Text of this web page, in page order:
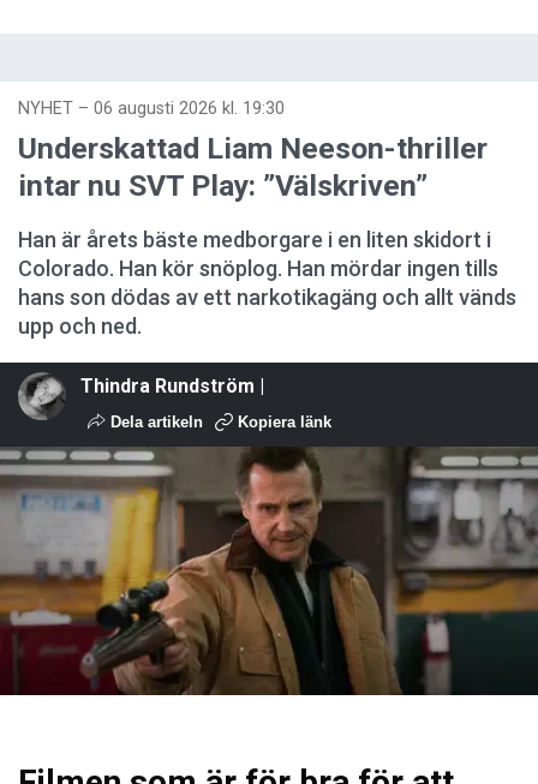
NYHET – 06 augusti 2026 kl. 19:30
Underskattad Liam Neeson-thriller
intar nu SVT Play: ”Välskriven”
Han är årets bäste medborgare i en liten skidort i
Colorado. Han kör snöplog. Han mördar ingen tills
hans son dödas av ett narkotikagäng och allt vänds
upp och ned.
Thindra Rundström |
Dela artikeln Kopiera länk